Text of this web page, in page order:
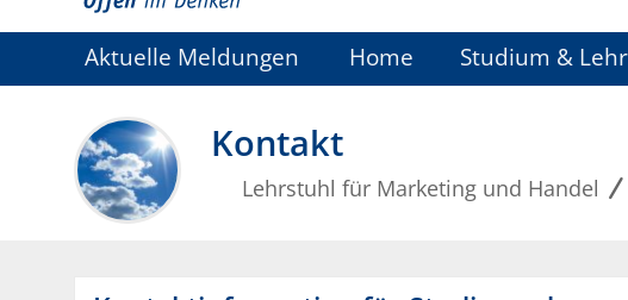
Aktuelle Meldungen Home Studium &
Kontakt
Lehrstuhl für Marketing und Handel